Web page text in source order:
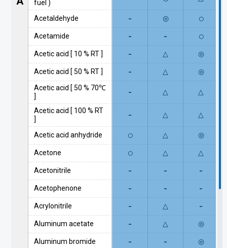
fuel )
Acetaldehyde - ◎ ○
Acetamide - - ○
Acetic acid [ 10 % RT ] - △ ◎
Acetic acid [ 50 % RT ] - △
◎
Acetic acid [ 50 % 70℃
]
- △ △
Acetic acid [ 100 % RT
]
- △ △
Acetic acid anhydride ○ △ ◎
Acetone ○ △ △
Acetonitrile - - -
Acetophenone - - -
Acrylonitrile - △ -
Aluminum acetate - △ ◎
Aluminum bromide - - ◎